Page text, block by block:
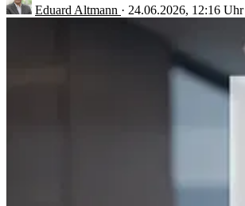
Eduard Altmann · 24.06.2026, 12:16 Uhr